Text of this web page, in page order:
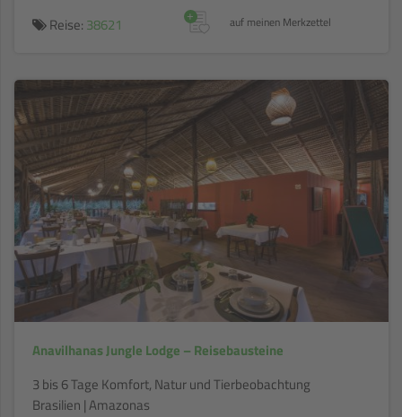
Reise: 38621 auf meinen Merkzettel
+
Anavilhanas Jungle Lodge – Reisebausteine
3 bis 6 Tage Komfort, Natur und Tierbeobachtung
Brasilien | Amazonas